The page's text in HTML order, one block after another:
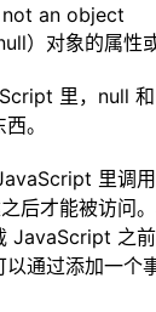
an object
）对象的属性
里，null
。
里调
后才能被访问
JavaScript 之
以通过添加一